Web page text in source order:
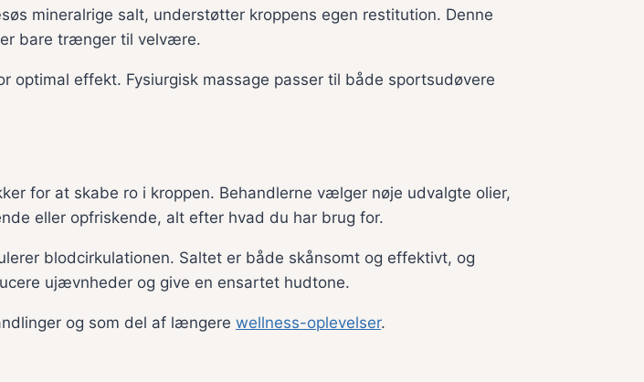
mineralrige salt, understøtter kroppens egen restitution. Denne
bare trænger til velvære.
optimal effekt. Fysiurgisk massage passer til både sportsudøvere
for at skabe ro i kroppen. Behandlerne vælger nøje udvalgte olier,
eller opfriskende, alt efter hvad du har brug for.
blodcirkulationen. Saltet er både skånsomt og effektivt, og
ujævnheder og give en ensartet hudtone.
og som del af længere wellness-oplevelser.